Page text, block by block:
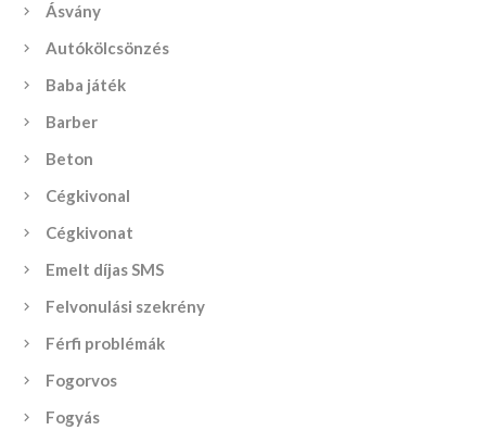
Ásvány
Autókölcsönzés
Baba játék
Barber
Beton
Cégkivonal
Cégkivonat
Emelt díjas SMS
Felvonulási szekrény
Férfi problémák
Fogorvos
Fogyás